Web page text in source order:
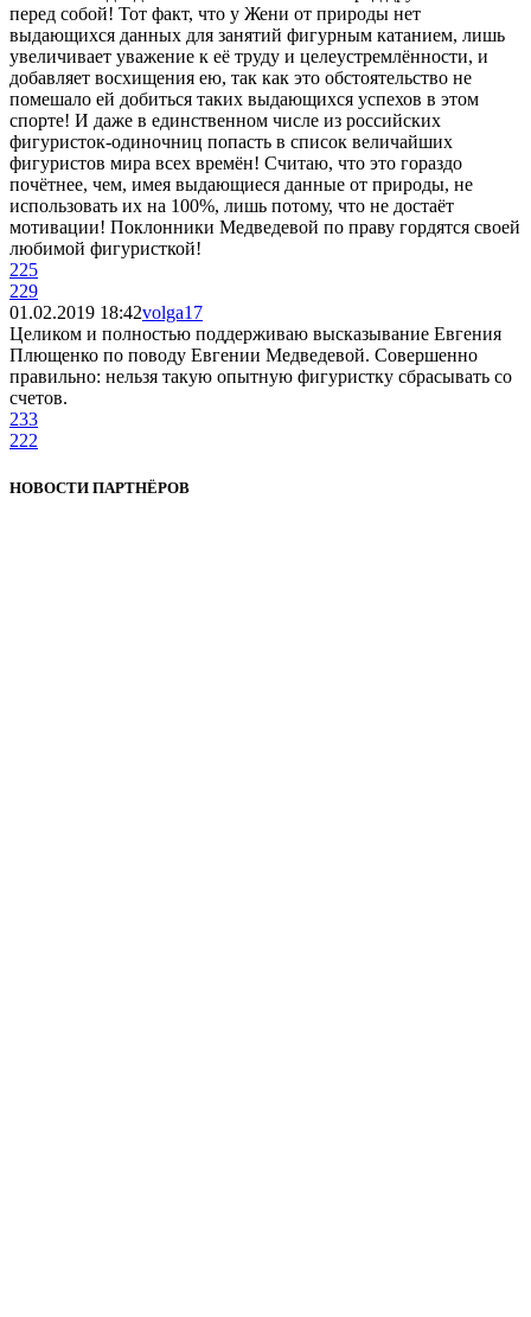
перед собой! Тот факт, что у Жени от природы нет
выдающихся данных для занятий фигурным катанием, лишь
увеличивает уважение к её труду и целеустремлённости, и
добавляет восхищения ею, так как это обстоятельство не
помешало ей добиться таких выдающихся успехов в этом
спорте! И даже в единственном числе из российских
фигуристок-одиночниц попасть в список величайших
фигуристов мира всех времён! Считаю, что это гораздо
почётнее, чем, имея выдающиеся данные от природы, не
использовать их на 100%, лишь потому, что не достаёт
мотивации! Поклонники Медведевой по праву гордятся своей
любимой фигуристкой!
225
229
01.02.2019 18:42volga17
Целиком и полностью поддерживаю высказывание Евгения
Плющенко по поводу Евгении Медведевой. Совершенно
правильно: нельзя такую опытную фигуристку сбрасывать со
счетов.
233
222
НОВОСТИ ПАРТНЁРОВ